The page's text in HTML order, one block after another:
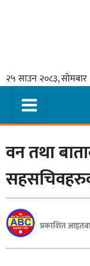
२५ साउन २०८३, सोमबार
समाचार
मुख्य
समाचार
कुटनीती
अर्थ
रसरङ्ग
यौन/
स्वास्थ्य
वन तथा
प्रकाशित